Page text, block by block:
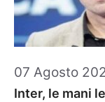
07 Agosto
Inter, le mani